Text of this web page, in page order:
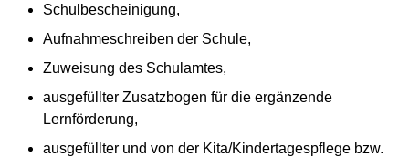
Schulbescheinigung,
Aufnahmeschreiben der Schule,
Zuweisung des Schulamtes,
ausgefüllter Zusatzbogen für die ergänzende
Lernförderung,
ausgefüllter und von der Kita/Kindertagespflege bzw.